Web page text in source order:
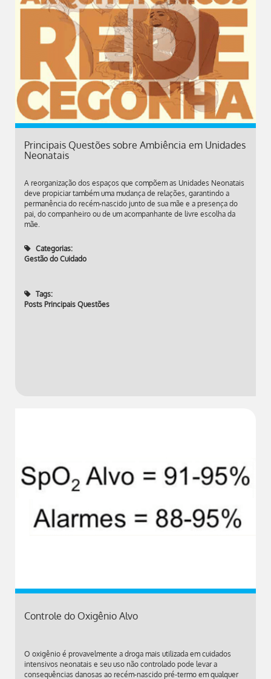
Principais Questões sobre Ambiência em Unidades
Neonatais
A reorganização dos espaços que compõem as Unidades Neonatais
deve propiciar também uma mudança de relações, garantindo a
permanência do recém-nascido junto de sua mãe e a presença do
pai, do companheiro ou de um acompanhante de livre escolha da
mãe.
Categorias:
Gestão do Cuidado
Tags:
Posts Principais Questões
Controle do Oxigênio Alvo
O oxigênio é provavelmente a droga mais utilizada em cuidados
intensivos neonatais e seu uso não controlado pode levar a
consequências danosas ao recém-nascido pré-termo em qualquer